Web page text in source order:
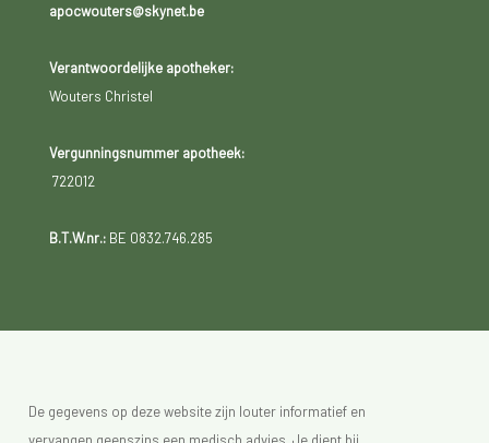
apocwouters@skynet.be
Verantwoordelijke apotheker:
Wouters Christel
Vergunningsnummer apotheek:
722012
B.T.W.nr.:BE 0832.746.285
De gegevens op deze website zijn louter informatief en